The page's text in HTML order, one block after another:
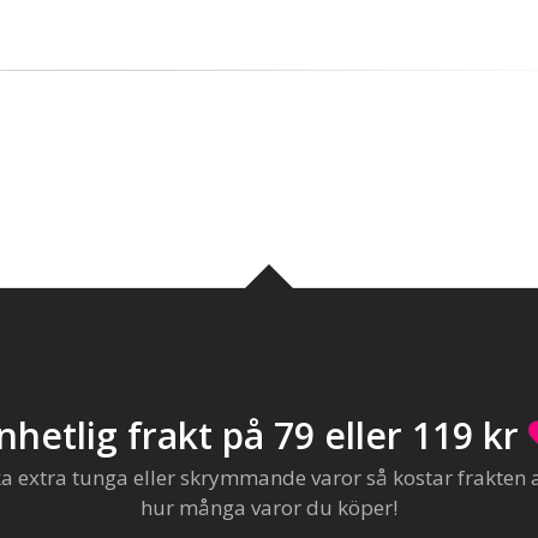
frakt på 79 eller 119 kr
extra tunga eller skrymmande varor så kostar
hur många varor du köper!